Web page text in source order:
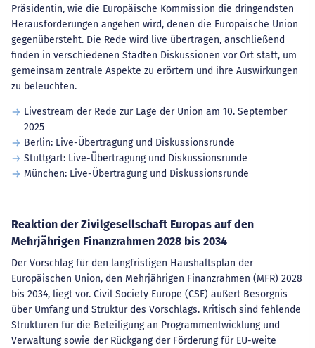
Präsidentin, wie die Europäische Kommission die dringendsten
Herausforderungen angehen wird, denen die Europäische Union
gegenübersteht. Die Rede wird live übertragen, anschließend
finden in verschiedenen Städten Diskussionen vor Ort statt, um
gemeinsam zentrale Aspekte zu erörtern und ihre Auswirkungen
zu beleuchten.
Livestream der Rede zur Lage der Union am 10. September
2025
Berlin: Live-Übertragung und Diskussionsrunde
Stuttgart: Live-Übertragung und Diskussionsrunde
München: Live-Übertragung und Diskussionsrunde
Reaktion der Zivilgesellschaft Europas auf den
Mehrjährigen Finanzrahmen 2028 bis 2034
Der Vorschlag für den langfristigen Haushaltsplan der
Europäischen Union, den Mehrjährigen Finanzrahmen (MFR) 2028
bis 2034, liegt vor. Civil Society Europe (CSE) äußert Besorgnis
über Umfang und Struktur des Vorschlags. Kritisch sind fehlende
Strukturen für die Beteiligung an Programmentwicklung und
Verwaltung sowie der Rückgang der Förderung für EU-weite